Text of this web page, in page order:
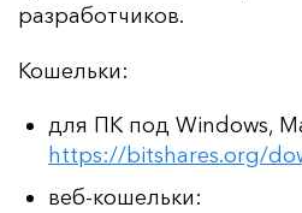
раз­ра­бот­чи­ков.
Ко­шель­ки:
для ПК под Windows,
https://bitshares.org/
веб-кошельки: